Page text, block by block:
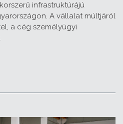
infrastruktúrájú
A vállalat múltjáról
a cég személyügyi